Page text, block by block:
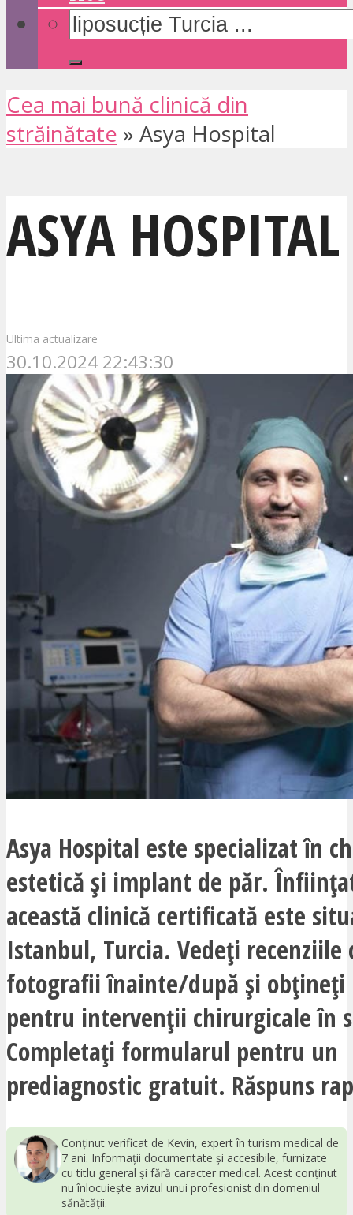
Cea mai bună clinică din
străinătate » Asya Hospital
ASYA HOSPITAL
Ultima actualizare
30.10.2024 22:43:30
Asya Hospital este specializat în
estetică și implant de păr.
această clinică certificată este
Istanbul, Turcia. Vedeți
fotografii înainte/după și
pentru intervenții chirurgicale în
Completați formularul pentru un
prediagnostic gratuit. Răspuns
Conținut verificat de Kevin, expert în turism medical de
7 ani. Informații documentate și accesibile, furnizate
cu titlu general și fără caracter medical. Acest conținut
nu înlocuiește avizul unui profesionist din domeniul
sănătății.